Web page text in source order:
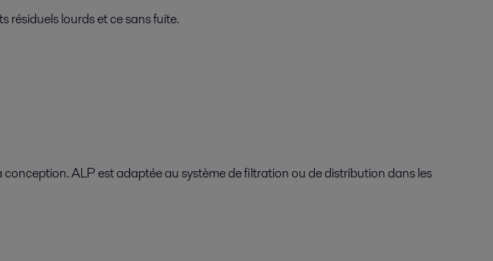
résiduels lourds et ce sans fuite.
ALP est adaptée au système de filtration ou de distribution dans les